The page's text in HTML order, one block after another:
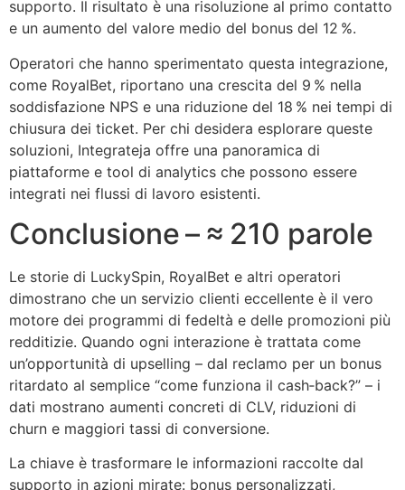
supporto. Il risultato è una risoluzione al primo contatto
e un aumento del valore medio del bonus del 12 %.
Operatori che hanno sperimentato questa integrazione,
come RoyalBet, riportano una crescita del 9 % nella
soddisfazione NPS e una riduzione del 18 % nei tempi di
chiusura dei ticket. Per chi desidera esplorare queste
soluzioni, Integrateja offre una panoramica di
piattaforme e tool di analytics che possono essere
integrati nei flussi di lavoro esistenti.
Conclusione – ≈ 210 parole
Le storie di LuckySpin, RoyalBet e altri operatori
dimostrano che un servizio clienti eccellente è il vero
motore dei programmi di fedeltà e delle promozioni più
redditizie. Quando ogni interazione è trattata come
un’opportunità di upselling – dal reclamo per un bonus
ritardato al semplice “come funziona il cash‑back?” – i
dati mostrano aumenti concreti di CLV, riduzioni di
churn e maggiori tassi di conversione.
La chiave è trasformare le informazioni raccolte dal
supporto in azioni mirate: bonus personalizzati,